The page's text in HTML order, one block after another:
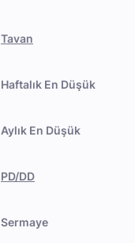
Tavan
Haftalık En Düşük
Aylık En Düşük
PD/DD
Sermaye